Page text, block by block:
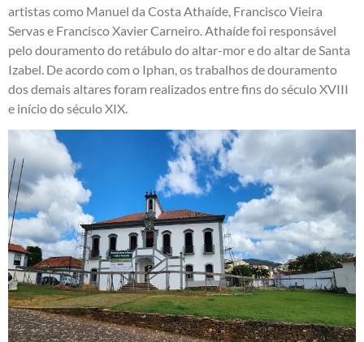
artistas como Manuel da Costa Athaíde, Francisco Vieira
Servas e Francisco Xavier Carneiro. Athaíde foi responsável
pelo douramento do retábulo do altar-mor e do altar de Santa
Izabel. De acordo com o Iphan, os trabalhos de douramento
dos demais altares foram realizados entre fins do século XVIII
e início do século XIX.